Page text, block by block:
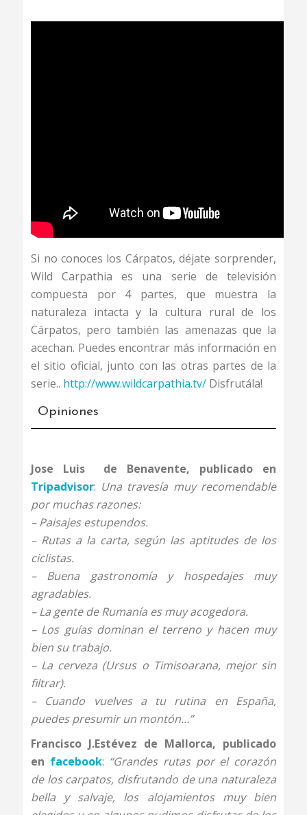
Si no conoces los Cárpatos, déjate sorprender,
Wild Carpathia es una serie de televisión
compuesta por 4 partes, que muestra la
naturaleza intacta y la cultura rural de los
Cárpatos, pero también las amenazas que la
acechan. Puedes encontrar más información en
el sitio oficial, junto con las otras partes de la
serie.. http://www.wildcarpathia.tv/ Disfrutála!
Opiniones
Jose Luis de Benavente, publicado en
Tripadvisor: Una travesía muy recomendable
por muchas razones:
– Paisajes estupendos.
– Rutas a la carta, según las aptitudes de los
ciclistas.
– Buena gastronomía y hospedajes muy
agradables.
– La gente de Rumanía es muy acogedora.
– Los guías dominan el terreno y hacen muy
bien su trabajo.
– La cerveza (Ursus o Timisoarana, mejor sin
filtrar).
– Cuando vuelves a tu rutina en España,
puedes presumir un montón…”
Francisco J.Estévez de Mallorca, publicado
en facebook: “Grandes rutas por el corazón
de los carpatos, disfrutando de una naturaleza
bella y salvaje, los alojamientos muy bien